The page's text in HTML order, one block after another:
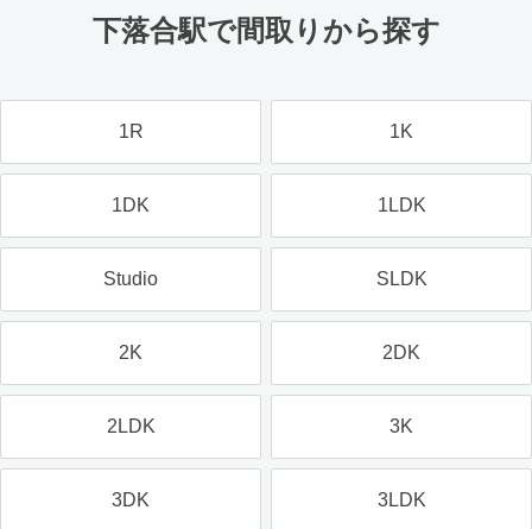
下落合駅で間取りから探す
1R 1K
1DK 1LDK
Studio SLDK
2K 2DK
2LDK 3K
3DK 3LDK